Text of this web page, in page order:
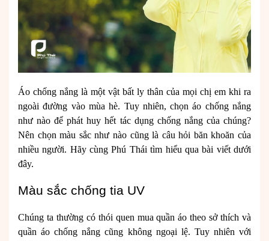
Áo chống nắng là một vật bất ly thân của mọi chị em khi ra
ngoài đường vào mùa hè. Tuy nhiên, chọn áo chống nắng
như nào để phát huy hết tác dụng chống nắng của chúng?
Nên chọn màu sắc như nào cũng là câu hỏi băn khoăn của
nhiều người. Hãy cùng Phú Thái tìm hiểu qua bài viết dưới
đây.
Màu sắc chống tia UV
Chúng ta thường có thói quen mua quần áo theo sở thích và
quần áo chống nắng cũng không ngoại lệ. Tuy nhiên với